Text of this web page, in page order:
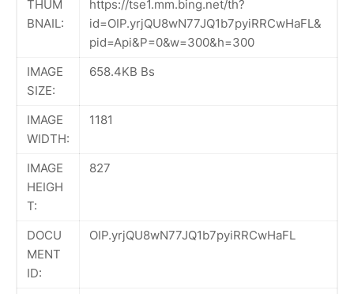
THUM
BNAIL:
https://tse1.mm.bing.net/th?
id=OIP.yrjQU8wN77JQ1b7pyiRRCwHaFL&
pid=Api&P=0&w=300&h=300
IMAGE
SIZE:
658.4KB Bs
IMAGE
WIDTH:
1181
IMAGE
HEIGH
T:
827
DOCU
MENT
ID:
OIP.yrjQU8wN77JQ1b7pyiRRCwHaFL